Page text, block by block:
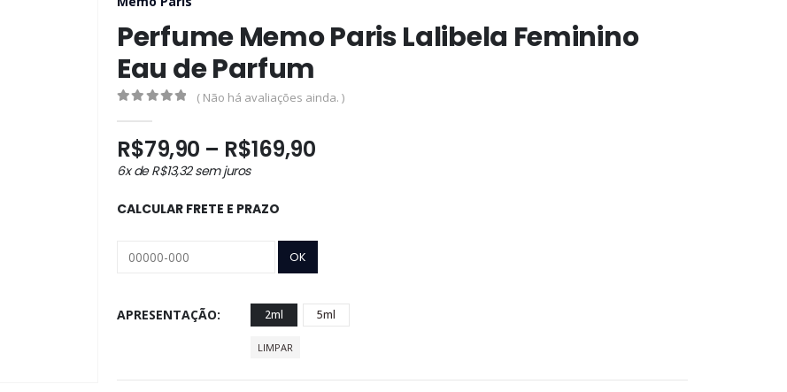
Perfume Memo Paris Lalibela Feminino
Eau de Parfum
( Não há avaliações ainda. )
R$79,90 – R$169,90Faixa
através
6x deR$13,32sem juros
CALCULAR FRETE E PRAZO
APRESENTAÇÃO 2ml 5ml
LIMPAR